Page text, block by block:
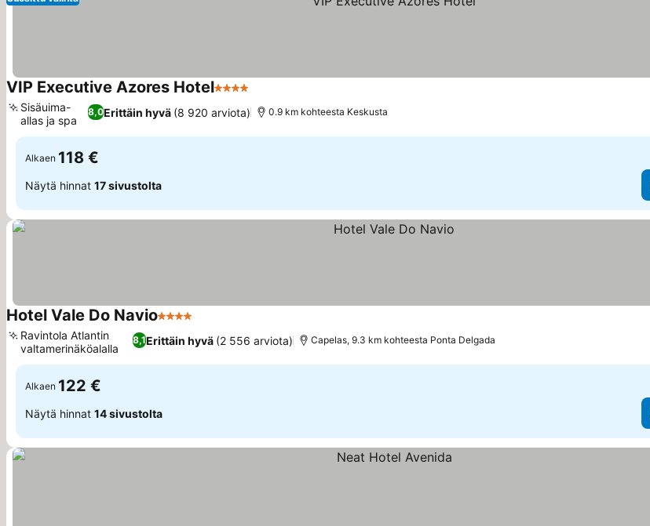
VIP Executive Azores Hotel4 Tähtiluokitus
8,0Erittäin hyvä (8 920 arviota)
Sisäuima-
allas ja spa
0.9 km kohteesta Keskusta
Alkaen 118 €
Näytä hinnat 17 sivustolta
Hotel Vale Do Navio4 Tähtiluokitus
8,1Erittäin hyvä (2 556 arviota)
Ravintola Atlantin
valtamerinäköalalla
Capelas, 9.3 km kohteesta Ponta Delgada
Alkaen 122 €
Näytä hinnat 14 sivustolta